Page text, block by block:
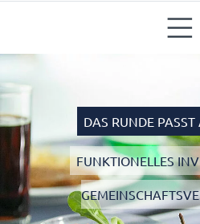
DAS RUNDE PASST
FUNKTIONELLES